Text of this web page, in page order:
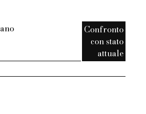
Confronto
con stato
attuale